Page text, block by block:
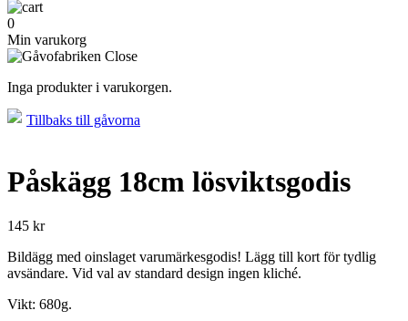
0
Min varukorg
Inga produkter i varukorgen.
Tillbaks till gåvorna
Påskägg 18cm lösviktsgodis
145 kr
Bildägg med oinslaget varumärkesgodis! Lägg till kort för tydlig
avsändare. Vid val av standard design ingen kliché.
Vikt: 680g.